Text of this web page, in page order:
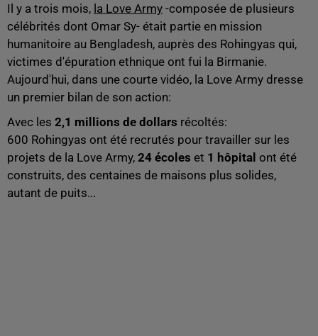
Il y a trois mois, la Love Army -composée de plusieurs
célébrités dont Omar Sy- était partie en mission
humanitoire au Bengladesh, auprès des Rohingyas qui,
victimes d'épuration ethnique ont fui la Birmanie.
Aujourd'hui, dans une courte vidéo, la Love Army dresse
un premier bilan de son action:
Avec les 2,1 millions de dollars récoltés:
600 Rohingyas ont été recrutés pour travailler sur les
projets de la Love Army, 24 écoles et 1 hôpital ont été
construits, des centaines de maisons plus solides,
autant de puits...